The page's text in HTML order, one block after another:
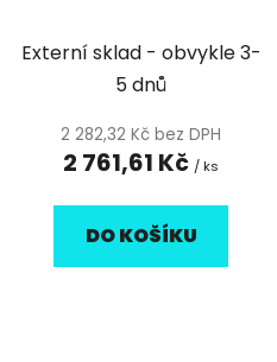
Externí sklad - obvykle 3-
5 dnů
2 282,32 Kč bez DPH
2 761,61 Kč / ks
DO KOŠÍKU